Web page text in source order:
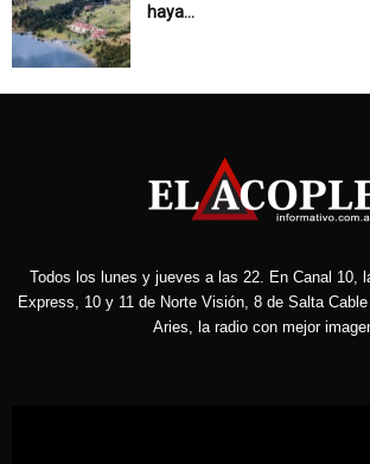
haya...
Todos los lunes y jueves a las 22. En Canal 10,
Express, 10 y 11 de Norte Visión, 8 de Salta
Aries, la radio con mejor